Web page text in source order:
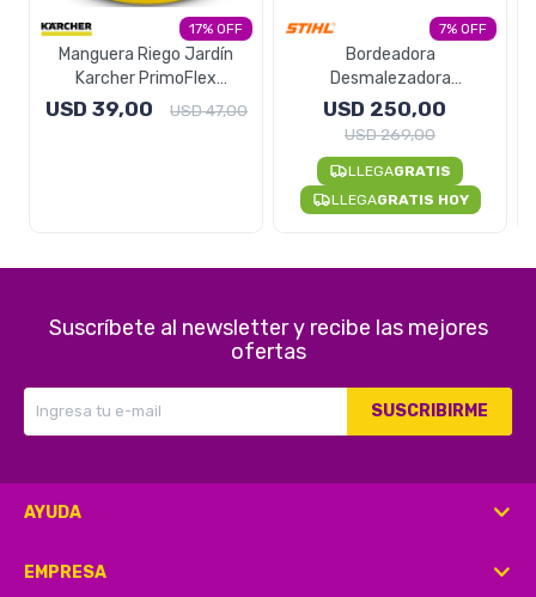
17
Manguera Riego Jardín
Karcher PrimoFlex
Reforzada 20 Metros
USD 39,00 USD47,00
7
Bordeadora
Desmalezadora
Inalámbrica A Batería Stihl
FSA 45
USD 250,00
USD269,00
LLEGAGRATIS
LLEGAGRATIS HOY
Suscríbete al newsletter y recibe las mejores
ofertas
SUSCRIBIRME
AYUDA
EMPRESA